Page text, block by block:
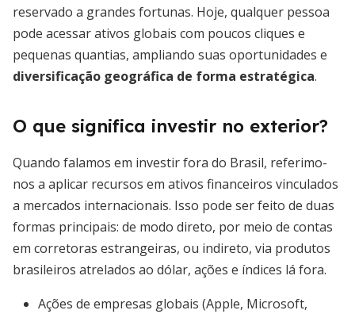
reservado a grandes fortunas. Hoje, qualquer pessoa
pode acessar ativos globais com poucos cliques e
pequenas quantias, ampliando suas oportunidades e
diversificação geográfica de forma estratégica.
O que significa investir no exterior?
Quando falamos em investir fora do Brasil, referimo-
nos a aplicar recursos em ativos financeiros vinculados
a mercados internacionais. Isso pode ser feito de duas
formas principais: de modo direto, por meio de contas
em corretoras estrangeiras, ou indireto, via produtos
brasileiros atrelados ao dólar, ações e índices lá fora.
Ações de empresas globais (Apple, Microsoft,